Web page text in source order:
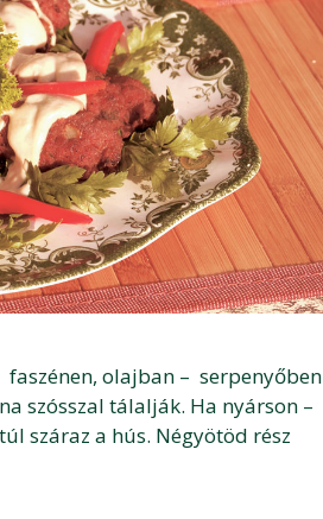
olajban – serpenyőben
szósszal tálalják. Ha nyárson –
száraz a hús. Négyötöd rész